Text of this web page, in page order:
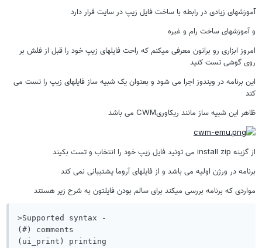
آموزشهای زیادی در رابطه با ساخت فایل زیپ در سایت قرار دارد
و آموزشهای ساخت رام و غیره
امروز ابزاری رو براتون معرفی میکنم که راحت فایلهای زیپ خود را قبل از فلش بر
روی گوشی تست کنید
این برنامه در ویندوز اجرا می شود و بعنوان یک شبیه ساز فایلهای زیپ را تست می
کند
ظاهر این شبیه ساز مانند ریکاوریCWM می باشد
از گزینه install zip می تونید فایل زیپ خود را انتخاب و تست بکیند
برنامه در ورژن اولیه می باشد و از فایلهای آروما پشتیبانی نمی کند
مواردی که برنامه بررسی میکند برای سالم بودن فایلتون به شرح زیر هستند
>Supported syntax -
(#) comments
(ui_print) printing